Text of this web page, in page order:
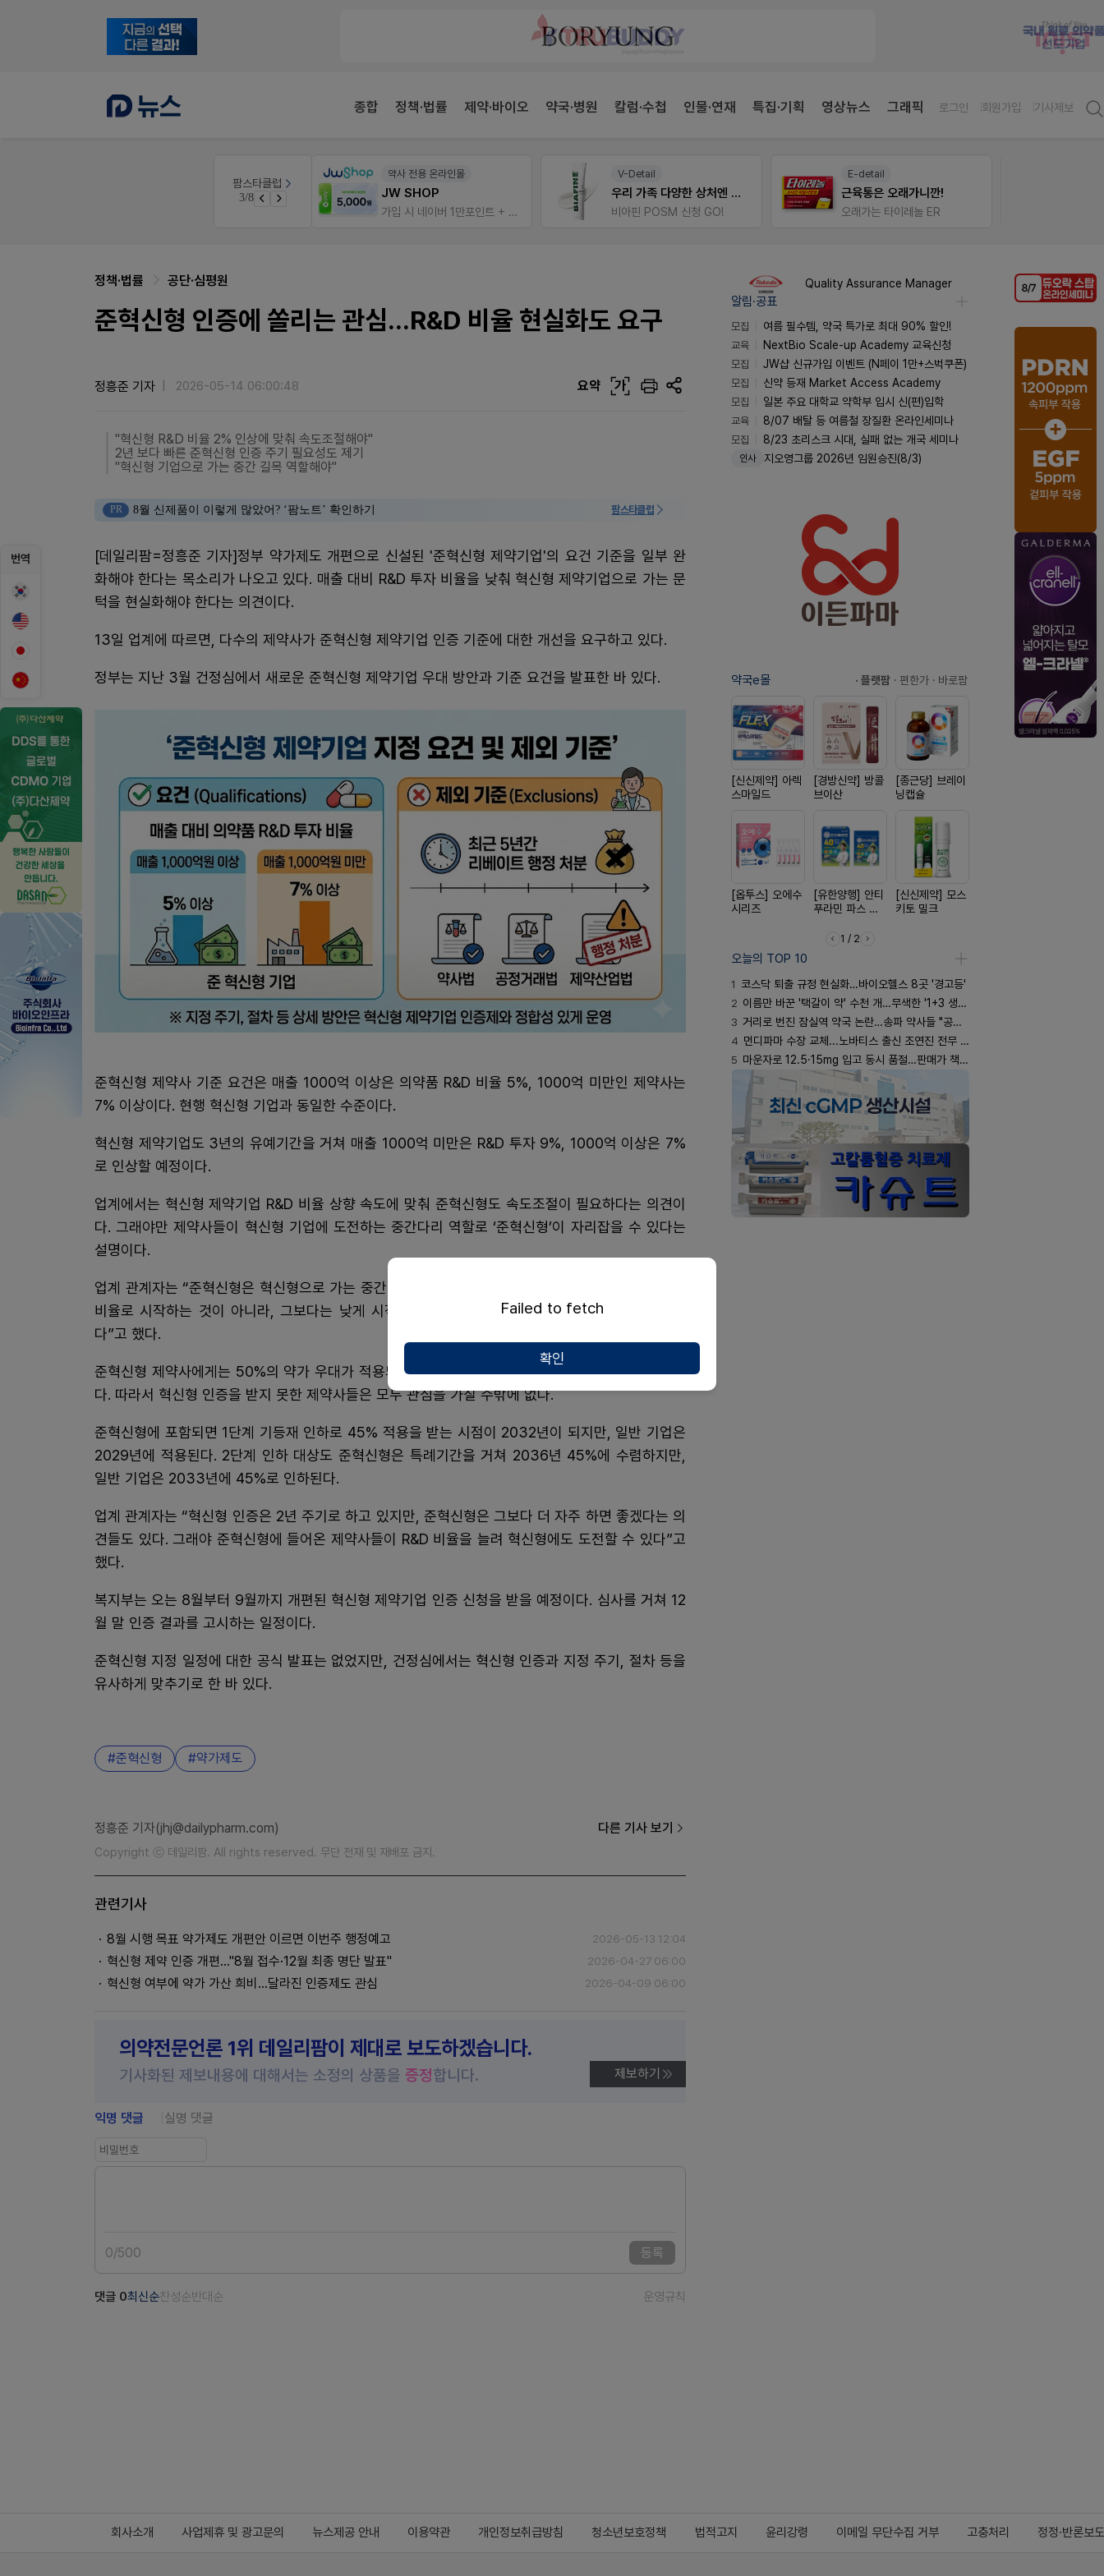
종합 정책·법률 제약·바이오 약국·병원 칼럼·수첩 인물·연재 특집·기획 영상뉴스 그래픽 로그인 회원가입 기사제보
팜스타클럽
4/8
V-Detail
비아핀 POSM 신청 GO!
E-detail
근육통은 오래가니깐!
오래가는 타이레놀 ER
팜노트
약국 마케팅 성공사례
좋아요+의견남기면 쿠폰 증정
번역
정책·법률 공단·심평원
준혁신형 인증에 쏠리는 관심...R&D 비율 현실화도 요구
정흥준 기자 2026-05-14 06:00:48 요약 가
"혁신형 R&D 비율 2% 인상에 맞춰 속도조절해야"
2년 보다 빠른 준혁신형 인증 주기 필요성도 제기
"혁신형 기업으로 가는 중간 길목 역할해야"
PR 8월 신제품이 이렇게 많았어? ‘팜노트’ 확인하기 팜스타클럽
[데일리팜=정흥준 기자]정부 약가제도 개편으로 신설된 '준혁신형 제약기업'의 요건 기준을 일부 완
화해야 한다는 목소리가 나오고 있다. 매출 대비 R&D 투자 비율을 낮춰 혁신형 제약기업으로 가는 문
턱을 현실화해야 한다는 의견이다.
13일 업계에 따르면, 다수의 제약사가 준혁신형 제약기업 인증 기준에 대한 개선을 요구하고 있다.
정부는 지난 3월 건정심에서 새로운 준혁신형 제약기업 우대 방안과 기준 요건을 발표한 바 있다.
준혁신형 제약사 기준 요건은 매출 1000억 이상은 의약품 R&D 비율 5%, 1000억 미만인 제약사는
7% 이상이다. 현행 혁신형 기업과 동일한 수준이다.
혁신형 제약기업도 3년의 유예기간을 거쳐 매출 1000억 미만은 R&D 투자 9%, 1000억 이상은 7%
로 인상할 예정이다.
업계에서는 혁신형 제약기업 R&D 비율 상향 속도에 맞춰 준혁신형도 속도조절이 필요하다는 의견이
다. 그래야만 제약사들이 혁신형 기업에 도전하는 중간다리 역할로 ‘준혁신형’이 자리잡을 수 있다는
설명이다.
업계 관계자는 “준혁신형은 혁신형으로 가는 중간 위치에 있다. 그렇다면 현행 혁신형과 동일한 R&D
비율로 시작하는 것이 아니라, 그보다는 낮게 시작해서 3년 뒤에 혁신형과 함께 인상하는 편이 맞
다”고 했다.
준혁신형 제약사에게는 50%의 약가 우대가 적용되고, 기등재 인하에서도 3년의 특례기간이 적용된
다. 따라서 혁신형 인증을 받지 못한 제약사들은 모두 관심을 가질 수밖에 없다.
준혁신형에 포함되면 1단계 기등재 인하로 45% 적용을 받는 시점이 2032년이 되지만, 일반 기업은
2029년에 적용된다. 2단계 인하 대상도 준혁신형은 특례기간을 거쳐 2036년 45%에 수렴하지만,
일반 기업은 2033년에 45%로 인하된다.
업계 관계자는 “혁신형 인증은 2년 주기로 하고 있지만, 준혁신형은 그보다 더 자주 하면 좋겠다는 의
견들도 있다. 그래야 준혁신형에 들어온 제약사들이 R&D 비율을 늘려 혁신형에도 도전할 수 있다”고
했다.
복지부는 오는 8월부터 9월까지 개편된 혁신형 제약기업 인증 신청을 받을 예정이다. 심사를 거쳐 12
월 말 인증 결과를 고시하는 일정이다.
준혁신형 지정 일정에 대한 공식 발표는 없었지만, 건정심에서는 혁신형 인증과 지정 주기, 절차 등을
유사하게 맞추기로 한 바 있다.
준혁신형 약가제도
정흥준 기자(jhj@dailypharm.com) 다른 기사 보기
Copyright ⓒ 데일리팜. All rights reserved. 무단 전재 및 재배포 금지.
관련기사
8월 시행 목표 약가제도 개편안 이르면 이번주 행정예고 2026-05-13 12:04
혁신형 제약 인증 개편…"8월 접수·12월 최종 명단 발표" 2026-04-27 06:00
혁신형 여부에 약가 가산 희비...달라진 인증제도 관심 2026-04-09 06:00
의약전문언론 1위 데일리팜이 제대로 보도하겠습니다.
기사화된 제보내용에 대해서는 소정의 상품을 증정합니다. 제보하기
익명 댓글 실명 댓글
0/500 등록
댓글 0최신순찬성순반대순 운영규칙
Quality Assurance Manager
알림·공표
모집
여름 필수템, 약국 특가로 최대 90% 할인!
교육
NextBio Scale-up Academy 교육신청
모집
JW샵 신규가입 이벤트 (N페이 1만+스벅쿠폰)
모집
신약 등재 Market Access Academy
모집
일본 주요 대학교 약학부 입시 신(편)입학
교육
8/07 배탈 등 여름철 장질환 온라인세미나
모집
8/23 초리스크 시대, 실패 없는 개국 세미나
인사 지오영그룹 2026년 임원승진(8/3)
약국e몰 · 플랫팜 · 편한가 · 바로팜
[신신제약] 아렉
스마일드
[경방신약] 방콜
브이산
[종근당] 브레이
닝캡슐
[옵투스] 오에수
시리즈
[유한양행] 안티
푸라민 파스 시
[신신제약] 모스
키토 밀크
1 / 2
오늘의 TOP 10
1 코스닥 퇴출 규정 현실화…바이오헬스 8곳 '경고등'
2 이름만 바꾼 '택갈이 약' 수천 개…무색한 '1+3 생동'
3 거리로 번진 잠실역 약국 논란…송파 약사들 "공공성 훼손"
4 먼디파마 수장 교체...노바티스 출신 조연진 전무 내정
5 마운자로 12.5·15mg 입고 동시 품절…판매가 책정 고심
회사소개 사업제휴 및 광고문의 뉴스제공 안내 이용약관 개인정보취급방침 청소년보호정책 법적고지 윤리강령 이메일 무단수집 거부 고충처리 정정·반론보도
Failed to fetch
확인